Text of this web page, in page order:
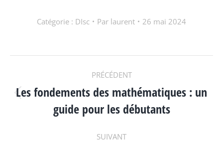
Catégorie : DIsc Par laurent 26 mai 2024
NAVIGATION
ARTICLE
PRÉCÉDENT
Article
précédent
Les fondements des mathématiques : un
guide pour les débutants
SUIVANT